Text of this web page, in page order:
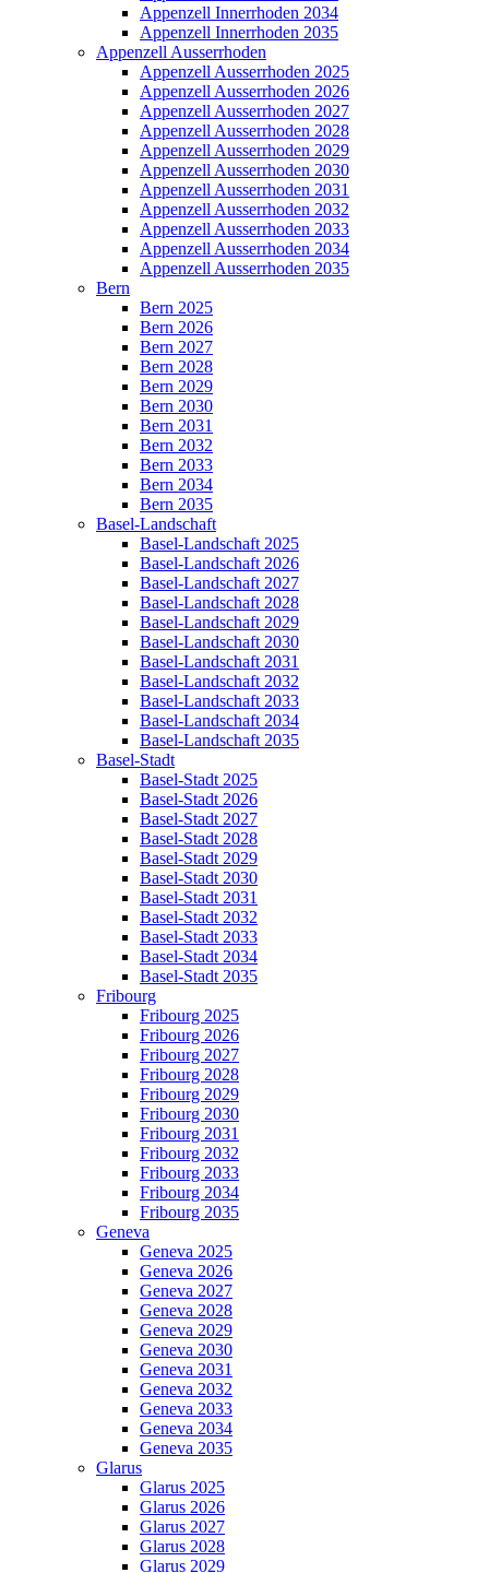
Appenzell Innerrhoden 2034
Appenzell Innerrhoden 2035
Appenzell Ausserrhoden
Appenzell Ausserrhoden 2025
Appenzell Ausserrhoden 2026
Appenzell Ausserrhoden 2027
Appenzell Ausserrhoden 2028
Appenzell Ausserrhoden 2029
Appenzell Ausserrhoden 2030
Appenzell Ausserrhoden 2031
Appenzell Ausserrhoden 2032
Appenzell Ausserrhoden 2033
Appenzell Ausserrhoden 2034
Appenzell Ausserrhoden 2035
Bern
Bern 2025
Bern 2026
Bern 2027
Bern 2028
Bern 2029
Bern 2030
Bern 2031
Bern 2032
Bern 2033
Bern 2034
Bern 2035
Basel-Landschaft
Basel-Landschaft 2025
Basel-Landschaft 2026
Basel-Landschaft 2027
Basel-Landschaft 2028
Basel-Landschaft 2029
Basel-Landschaft 2030
Basel-Landschaft 2031
Basel-Landschaft 2032
Basel-Landschaft 2033
Basel-Landschaft 2034
Basel-Landschaft 2035
Basel-Stadt
Basel-Stadt 2025
Basel-Stadt 2026
Basel-Stadt 2027
Basel-Stadt 2028
Basel-Stadt 2029
Basel-Stadt 2030
Basel-Stadt 2031
Basel-Stadt 2032
Basel-Stadt 2033
Basel-Stadt 2034
Basel-Stadt 2035
Fribourg
Fribourg 2025
Fribourg 2026
Fribourg 2027
Fribourg 2028
Fribourg 2029
Fribourg 2030
Fribourg 2031
Fribourg 2032
Fribourg 2033
Fribourg 2034
Fribourg 2035
Geneva
Geneva 2025
Geneva 2026
Geneva 2027
Geneva 2028
Geneva 2029
Geneva 2030
Geneva 2031
Geneva 2032
Geneva 2033
Geneva 2034
Geneva 2035
Glarus
Glarus 2025
Glarus 2026
Glarus 2027
Glarus 2028
Glarus 2029